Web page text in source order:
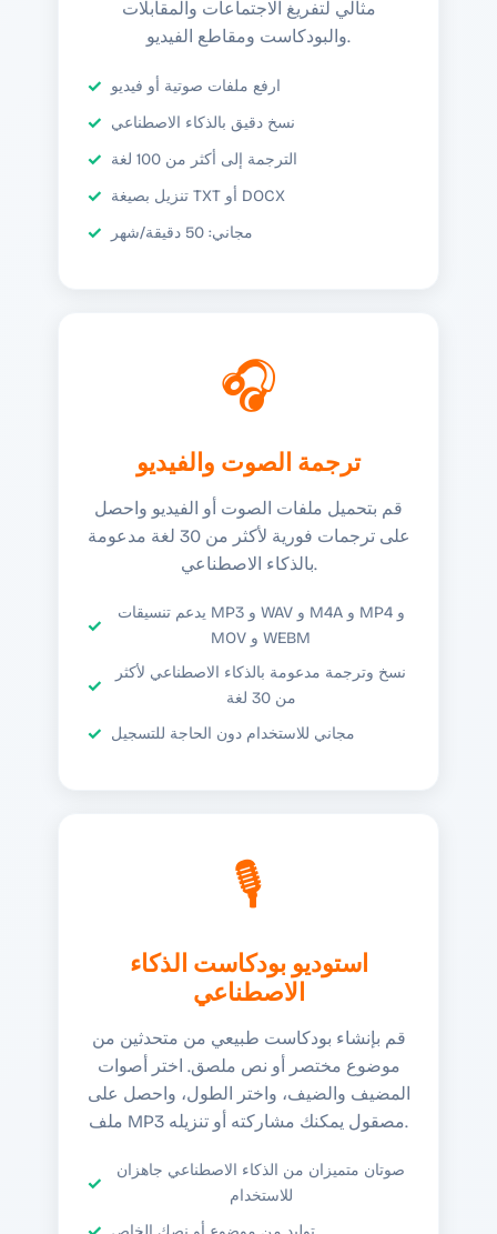
مثالي لتفريغ الاجتماعات والمقابلات
والبودكاست ومقاطع الفيديو.
ارفع ملفات صوتية أو فيديو
نسخ دقيق بالذكاء الاصطناعي
الترجمة إلى أكثر من 100 لغة
تنزيل بصيغة TXT أو DOCX
مجاني: 50 دقيقة/شهر
🎧
ترجمة الصوت والفيديو
قم بتحميل ملفات الصوت أو الفيديو واحصل
على ترجمات فورية لأكثر من 30 لغة مدعومة
بالذكاء الاصطناعي.
يدعم تنسيقات MP3 و WAV و M4A و MP4 و
MOV و WEBM
نسخ وترجمة مدعومة بالذكاء الاصطناعي لأكثر
من 30 لغة
مجاني للاستخدام دون الحاجة للتسجيل
🎙️
استوديو بودكاست الذكاء
الاصطناعي
قم بإنشاء بودكاست طبيعي من متحدثين من
موضوع مختصر أو نص ملصق. اختر أصوات
المضيف والضيف، واختر الطول، واحصل على
ملف MP3 مصقول يمكنك مشاركته أو تنزيله.
صوتان متميزان من الذكاء الاصطناعي جاهزان
للاستخدام